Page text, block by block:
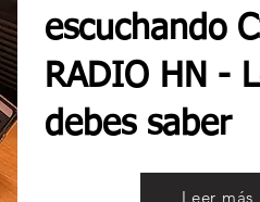
escuchando
RADIO HN -
debes saber
Leer más